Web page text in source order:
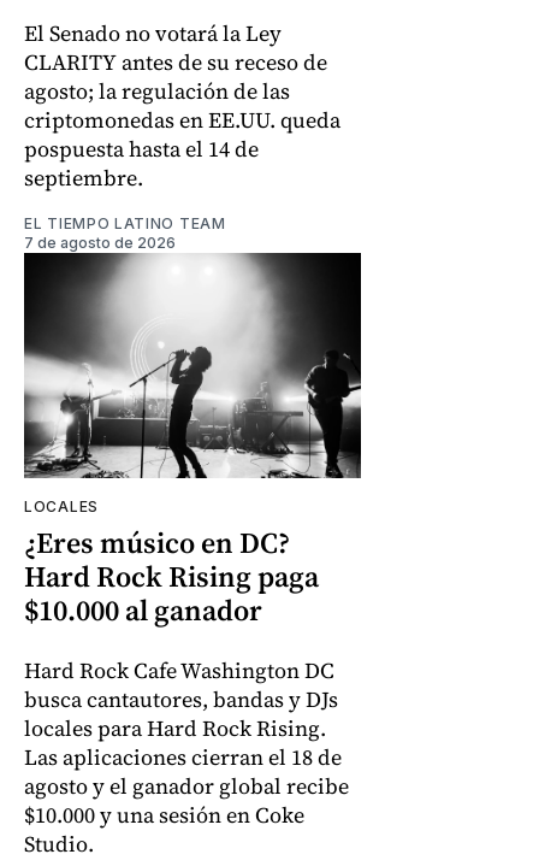
El Senado no votará la Ley
CLARITY antes de su receso de
agosto; la regulación de las
criptomonedas en EE.UU. queda
pospuesta hasta el 14 de
septiembre.
EL TIEMPO LATINO TEAM
7 de agosto de 2026
LOCALES
¿Eres músico en DC?
Hard Rock Rising paga
$10.000 al ganador
Hard Rock Cafe Washington DC
busca cantautores, bandas y DJs
locales para Hard Rock Rising.
Las aplicaciones cierran el 18 de
agosto y el ganador global recibe
$10.000 y una sesión en Coke
Studio.